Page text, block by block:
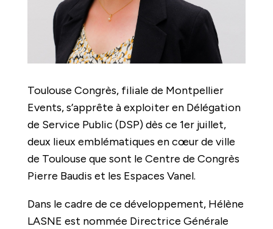
Toulouse Congrès, filiale de Montpellier
Events, s’apprête à exploiter en Délégation
de Service Public (DSP) dès ce 1er juillet,
deux lieux emblématiques en cœur de ville
de Toulouse que sont le Centre de Congrès
Pierre Baudis et les Espaces Vanel.
Dans le cadre de ce développement, Hélène
LASNE est nommée Directrice Générale